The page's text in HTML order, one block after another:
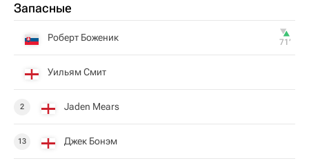
Запасные
Роберт Боженик 71‎’‎
Уильям Смит
2 Jaden Mears
13 Джек Бонэм